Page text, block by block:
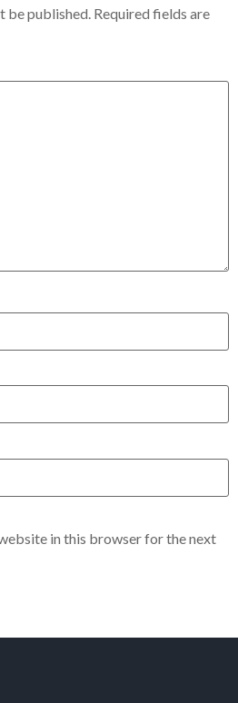
be published. Required fields are
in this browser for the next